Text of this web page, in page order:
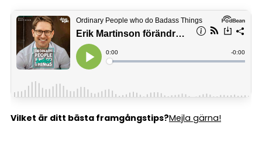
Vilket är ditt bästa framgångstips?Mejla gärna!